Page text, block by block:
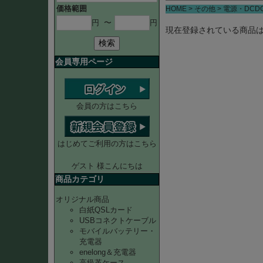
価格範囲
円
〜 円
検索
会員専用ページ
会員の方はこちら
はじめてご利用の方はこちら
ゲスト 様こんにちは
商品カテゴリ
オリジナル商品
白紙QSLカード
USBコネクトケーブル
モバイルバッテリー・
充電器
enelong＆充電器
HOME その他 電源・
現在登録されている商品